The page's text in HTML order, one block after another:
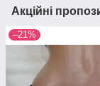
Акційні
–21%